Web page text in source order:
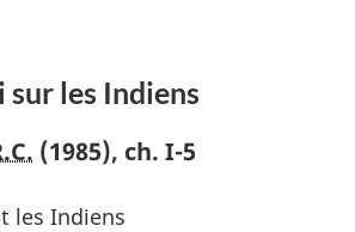
sur les Indiens
(1985), ch. I-5
les Indiens